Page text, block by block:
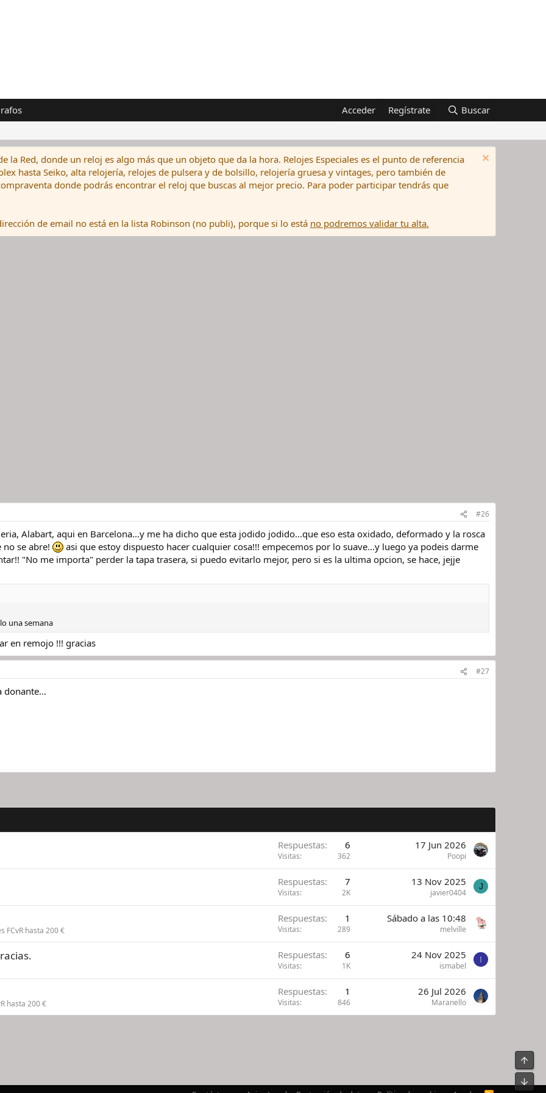
Acceder Regístrate Buscar
la Red, donde un reloj es algo más que un objeto que da la hora. Relojes Especiales es el punto de referencia
hasta Seiko, alta relojería, relojes de pulsera y de bolsillo, relojería gruesa y vintages, pero también de
donde podrás encontrar el reloj que buscas al mejor precio. Para poder participar tendrás que
de email no está en la lista Robinson (no publi), porque si lo está no podremos validar tu alta.
#26
Alabart, aqui en Barcelona...y me ha dicho que esta jodido jodido...que eso esta oxidado, deformado y la rosca
no se abre!
asi que estoy dispuesto hacer cualquier cosa!!! empecemos por lo suave...y luego ya podeis darme
"No me importa" perder la tapa trasera, si puedo evitarlo mejor, pero si es la ultima opcion, se hace, jejje
una semana
en remojo !!! gracias
#27
donante...
Respuestas 6
Visitas 362
17 Jun 2026
Poopi
Respuestas 7
Visitas 2K
13 Nov 2025
javier0404
J
FCvR hasta 200 €
Respuestas 1
Visitas 289
Sábado a las 10:48
melville
Respuestas 6
Visitas 1K
24 Nov 2025
ismabel
I
hasta 200 €
Respuestas 1
Visitas 846
26 Jul 2026
Maranello